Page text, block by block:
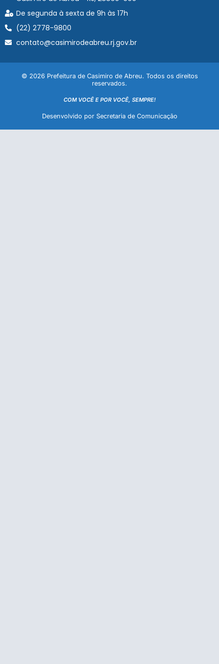
De segunda à sexta de 9h às 17h
(22) 2778-9800
contato@casimirodeabreu.rj.gov.br
© 2026 Prefeitura de Casimiro de Abreu. Todos os direitos
reservados.
COM VOCÊ E POR VOCÊ, SEMPRE!
Desenvolvido por Secretaria de Comunicação